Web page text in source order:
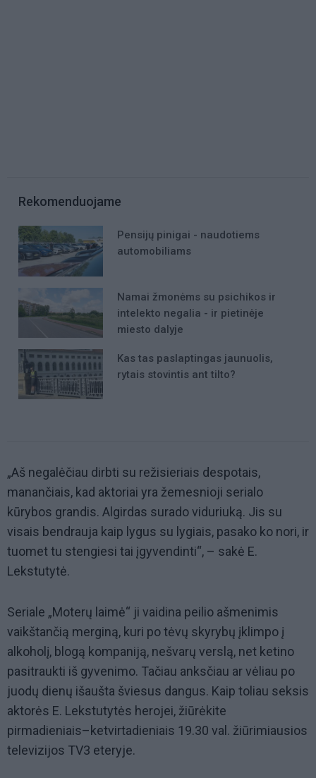
Rekomenduojame
Pensijų pinigai - naudotiems
automobiliams
Namai žmonėms su psichikos ir
intelekto negalia - ir pietinėje
miesto dalyje
Kas tas paslaptingas jaunuolis,
rytais stovintis ant tilto?
„Aš negalėčiau dirbti su režisieriais despotais,
manančiais, kad aktoriai yra žemesnioji serialo
kūrybos grandis. Algirdas surado viduriuką. Jis su
visais bendrauja kaip lygus su lygiais, pasako ko nori, ir
tuomet tu stengiesi tai įgyvendinti“, – sakė E.
Lekstutytė.
Seriale „Moterų laimė“ ji vaidina peilio ašmenimis
vaikštančią merginą, kuri po tėvų skyrybų įklimpo į
alkoholį, blogą kompaniją, nešvarų verslą, net ketino
pasitraukti iš gyvenimo. Tačiau anksčiau ar vėliau po
juodų dienų išaušta šviesus dangus. Kaip toliau seksis
aktorės E. Lekstutytės herojei, žiūrėkite
pirmadieniais–ketvirtadieniais 19.30 val. žiūrimiausios
televizijos TV3 eteryje.